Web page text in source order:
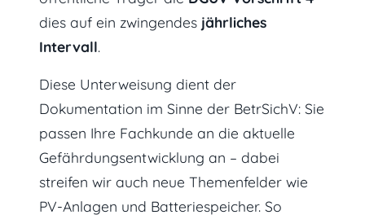
dies auf ein zwingendes jährliches
Intervall.
Diese Unterweisung dient der
Dokumentation im Sinne der BetrSichV: Sie
passen Ihre Fachkunde an die aktuelle
Gefährdungsentwicklung an – dabei
streifen wir auch neue Themenfelder wie
PV-Anlagen und Batteriespeicher. So